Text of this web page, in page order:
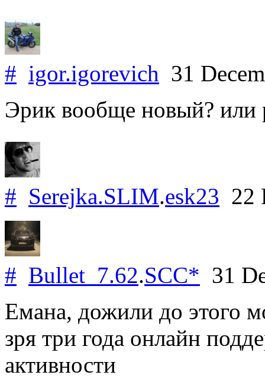
# igor.igorevich 31
Эрик вообще новый? или
# Serejka.SLIM.esk23 22
# Bullet_7.62.SCC* 31
Емана, дожили до этого
зря три года онлайн
активности